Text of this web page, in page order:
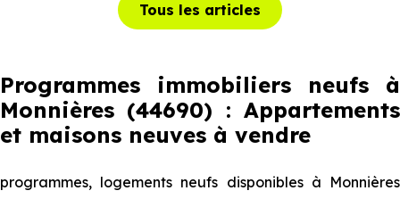
Tous les articles
Programmes immobiliers neufs à
Monnières (44690) : Appartements
et maisons neuves à vendre
programmes, logements neufs disponibles à Monnières